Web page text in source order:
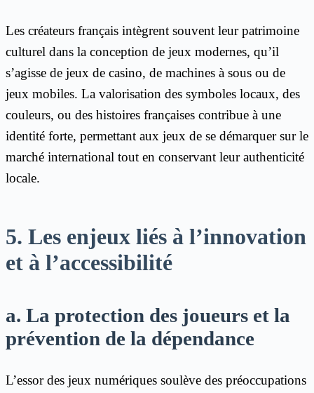
Les créateurs français intègrent souvent leur patrimoine
culturel dans la conception de jeux modernes, qu’il
s’agisse de jeux de casino, de machines à sous ou de
jeux mobiles. La valorisation des symboles locaux, des
couleurs, ou des histoires françaises contribue à une
identité forte, permettant aux jeux de se démarquer sur le
marché international tout en conservant leur authenticité
locale.
5. Les enjeux liés à l’innovation
et à l’accessibilité
a. La protection des joueurs et la
prévention de la dépendance
L’essor des jeux numériques soulève des préoccupations